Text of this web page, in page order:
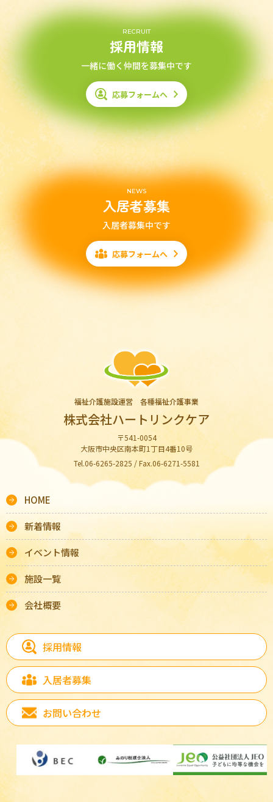
RECRUIT
採用情報
一緒に働く仲間を募集中です
応募フォームへ
NEWS
入居者募集
入居者募集中です
応募フォームへ
福祉介護施設運営 各種福祉介護事業
株式会社ハートリンクケア
〒541-0054
大阪市中央区南本町1丁目4番10号
Tel.06-6265-2825 / Fax.06-6271-5581
HOME
新着情報
イベント情報
施設一覧
会社概要
採用情報
入居者募集
お問い合わせ